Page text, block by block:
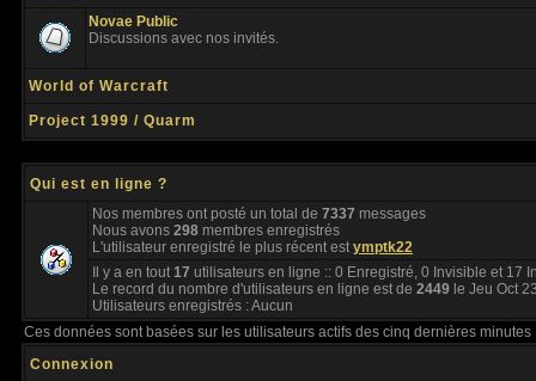
Novae Public
Discussions avec nos invités.
World of Warcraft
Project 1999 / Quarm
Qui est en ligne ?
Nos membres ont posté un total de 7337 messages
Nous avons 298 membres enregistrés
L'utilisateur enregistré le plus récent estymptk22
Il y a en tout17 utilisateurs en ligne :: 0 Enregistré, 0 Invisible et 17
Le record du nombre d'utilisateurs en ligne est de 2449 le Jeu Oct
Utilisateurs enregistrés : Aucun
Ces données sont basées sur les utilisateurs actifs des cinq dernières minutes
Connexion